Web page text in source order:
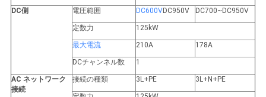
ポ
ー
DC側 電圧範囲 DC600VDC950V DC700~DC950V
定数力 125kW
最大電流 210A 178A
DCチャンネル数 1
AC ネットワーク
接続
接続の種類 3L+PE 3L+N+PE